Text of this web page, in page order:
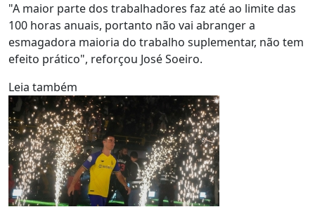
"A maior parte dos trabalhadores faz até ao limite das
100 horas anuais, portanto não vai abranger a
esmagadora maioria do trabalho suplementar, não tem
efeito prático", reforçou José Soeiro.
Leia também